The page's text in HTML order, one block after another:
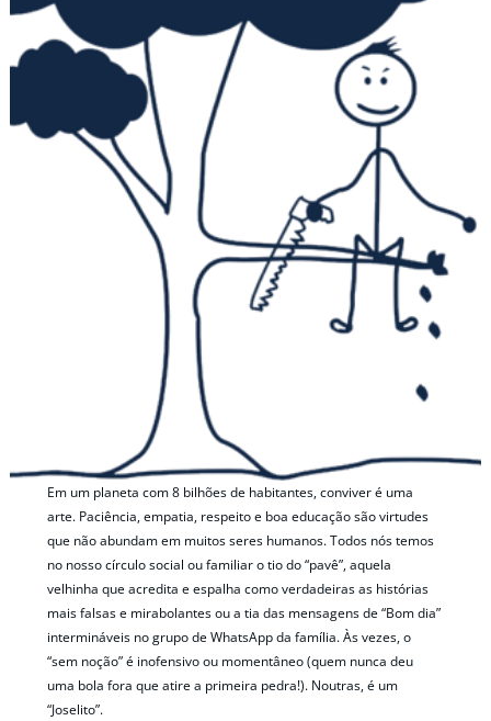
Em um planeta com 8 bilhões de habitantes, conviver é uma
arte. Paciência, empatia, respeito e boa educação são virtudes
que não abundam em muitos seres humanos. Todos nós temos
no nosso círculo social ou familiar o tio do “pavê”, aquela
velhinha que acredita e espalha como verdadeiras as histórias
mais falsas e mirabolantes ou a tia das mensagens de “Bom dia”
intermináveis no grupo de WhatsApp da família. Às vezes, o
“sem noção” é inofensivo ou momentâneo (quem nunca deu
uma bola fora que atire a primeira pedra!). Noutras, é um
“Joselito”.